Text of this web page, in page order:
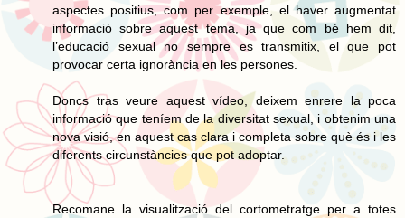
aspectes positius, com per exemple, el haver augmentat
informació sobre aquest tema, ja que com bé hem dit,
l’educació sexual no sempre es transmitix, el que pot
provocar certa ignorància en les persones.
Doncs tras veure aquest vídeo, deixem enrere la poca
informació que teníem de la diversitat sexual, i obtenim una
nova visió, en aquest cas clara i completa sobre què és i les
diferents circunstàncies que pot adoptar.
Recomane la visualització del cortometratge per a totes